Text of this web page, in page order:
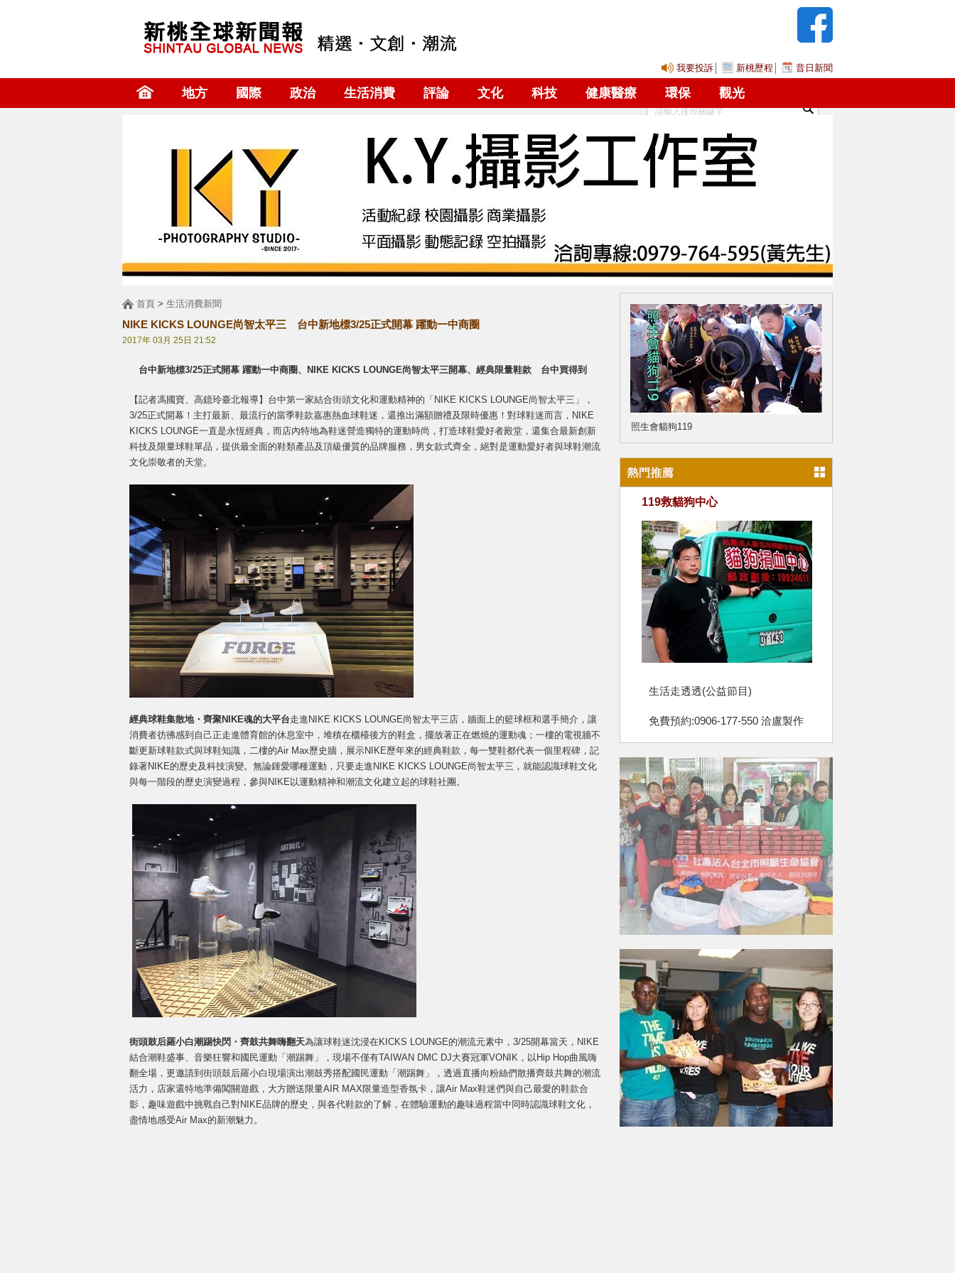
我要投訴 新桃歷程
昔日新聞
2026年8月6日 星期四 請調整您電腦的日期!
地方 國際 政治 生活消費 評論 文化 科技 健康醫療 環保 觀光
首頁 > 生活消費新聞
NIKE KICKS LOUNGE尚智太平三 台中新地標3/25正式開幕 躍動一中商圈
2017年 03月 25日 21:52
台中新地標3/25正式開幕 躍動一中商圈、NIKE KICKS LOUNGE尚智太平三開幕、經典限量鞋款 台中買得到
【記者馮國寶、高鐿玲臺北報導】台中第一家結合街頭文化和運動精神的「NIKE KICKS LOUNGE尚智太平三」，
3/25正式開幕！主打最新、最流行的當季鞋款嘉惠熱血球鞋迷，還推出滿額贈禮及限時優惠！對球鞋迷而言，NIKE
KICKS LOUNGE一直是永恆經典，而店內特地為鞋迷營造獨特的運動時尚，打造球鞋愛好者殿堂，還集合最新創新
科技及限量球鞋單品，提供最全面的鞋類產品及頂級優質的品牌服務，男女款式齊全，絕對是運動愛好者與球鞋潮流
文化崇敬者的天堂。
經典球鞋集散地・齊聚NIKE魂的大平台走進NIKE KICKS LOUNGE尚智太平三店，牆面上的籃球框和選手簡介，讓
消費者彷彿感到自己正走進體育館的休息室中，堆積在櫃檯後方的鞋盒，擺放著正在燃燒的運動魂；一樓的電視牆不
斷更新球鞋款式與球鞋知識，二樓的Air Max歷史牆，展示NIKE歷年來的經典鞋款，每一雙鞋都代表一個里程碑，記
錄著NIKE的歷史及科技演變。無論鍾愛哪種運動，只要走進NIKE KICKS LOUNGE尚智太平三，就能認識球鞋文化
與每一階段的歷史演變過程，參與NIKE以運動精神和潮流文化建立起的球鞋社團。
街頭鼓后羅小白潮踢快閃・齊鼓共舞嗨翻天為讓球鞋迷沈浸在KICKS LOUNGE的潮流元素中，3/25開幕當天，NIKE
結合潮鞋盛事、音樂狂響和國民運動「潮踢舞」，現場不僅有TAIWAN DMC DJ大賽冠軍VONIK，以Hip Hop曲風嗨
翻全場，更邀請到街頭鼓后羅小白現場演出潮鼓秀搭配國民運動「潮踢舞」，透過直播向粉絲們散播齊鼓共舞的潮流
活力，店家還特地準備闖關遊戲，大方贈送限量AIR MAX限量造型香氛卡，讓Air Max鞋迷們與自己最愛的鞋款合
影，趣味遊戲中挑戰自己對NIKE品牌的歷史，與各代鞋款的了解，在體驗運動的趣味過程當中同時認識球鞋文化，
盡情地感受Air Max的新潮魅力。
照生會貓狗119
119救貓狗中心
生活走透透(公益節目)
免費預約:0906-177-550 洽盧製作